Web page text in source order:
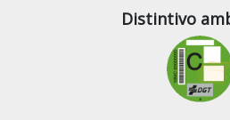
Distintivo